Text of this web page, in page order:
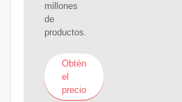
millones
de
productos.
Obtén
el
precio